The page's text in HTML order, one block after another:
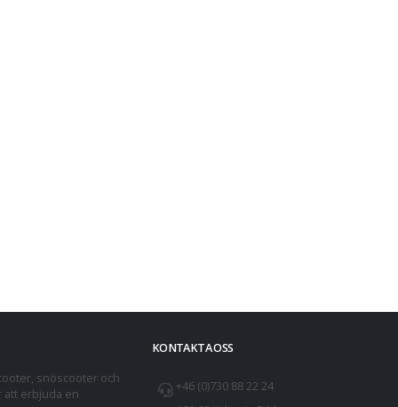
snöscooter och
att erbjuda en
KONTAKTA OSS
+46 (0)730 88 22 24